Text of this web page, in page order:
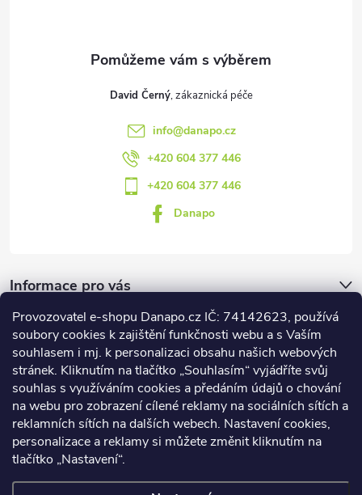
Provozovatel e-shopu Danapo.cz IČ: 74142623, používá
soubory cookies k zajištění funkčnosti webu a s Vaším
souhlasem i mj. k personalizaci obsahu našich webových
stránek. Kliknutím na tlačítko „Souhlasím“ vyjádříte svůj
souhlas s využíváním cookies a předáním údajů o chování
na webu pro zobrazení cílené reklamy na sociálních sítích a
reklamních sítích na dalších webech. Nastavení cookies,
personalizace a reklamy si můžete změnit kliknutím na
tlačítko „Nastavení“.
David Černý
info@danapo.cz
+420 604 377 446
+420 604 377 446
Danapo
Informace pro vás
Dotazník
Co upřednosťnujete?
Počet hlasů:437
Facebook